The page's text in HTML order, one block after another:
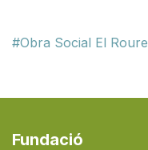
Obra Social El Roure
Fundació